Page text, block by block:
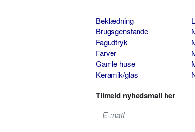
Beklædning
Brugsgenstande
Fagudtryk
Farver
Gamle huse
Keramik/glas
Tilmeld nyhedsmail her